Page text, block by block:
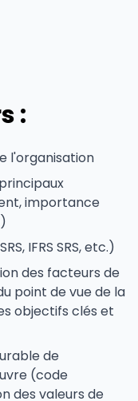
:
l'organisation
importance
IFRS SRS, etc.)
des facteurs de
point de vue de la
objectifs clés et
de
(code
des valeurs de